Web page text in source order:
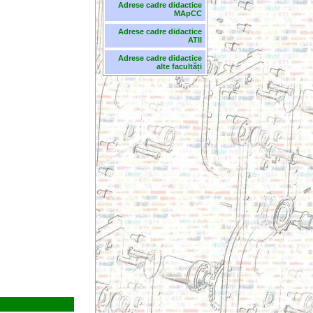
Adrese cadre didactice
MApCC
Adrese cadre didactice
ATII
Adrese cadre didactice
alte facultăți